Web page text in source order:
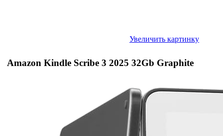
Увеличить картинку
Amazon Kindle Scribe 3 2025 32Gb Graphite